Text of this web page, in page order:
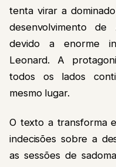
tenta virar a
desenvolvimento
devido a enorme
Leonard. A
todos os lados
mesmo lugar.
O texto a transforma
indecisões sobre a
as sessões de